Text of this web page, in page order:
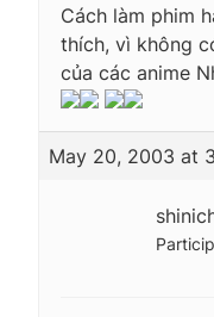
Cách làm phim
thích, vì không
của các anime
May 20, 2003 at